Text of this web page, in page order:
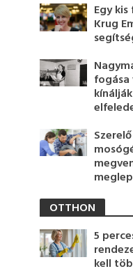
Egy
Krug
OTTHON
5
kell